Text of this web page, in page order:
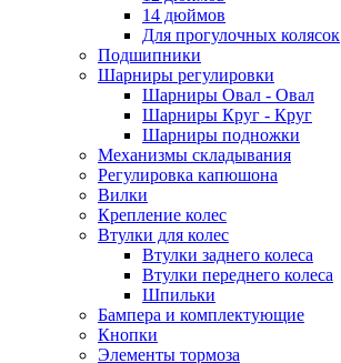
14 дюймов
Для прогулочных колясок
Подшипники
Шарниры регулировки
Шарниры Овал - Овал
Шарниры Круг - Круг
Шарниры подножки
Механизмы складывания
Регулировка капюшона
Вилки
Крепление колес
Втулки для колес
Втулки заднего колеса
Втулки переднего колеса
Шпильки
Бампера и комплектующие
Кнопки
Элементы тормоза